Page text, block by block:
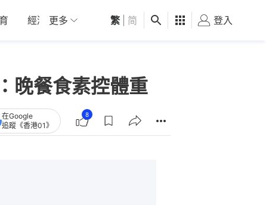
經濟 01深圳 觀點 健康 好食玩飛
更多 繁 简 登入
晚餐食素控體重
在Google
追蹤《香港01》
8